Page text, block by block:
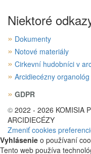
Niektoré
» Dokumenty
» Notové materiály
» Cirkevní hudobníci v
» Arcidiecézny organológ
» GDPR
© 2022 - 2026 KOMISIA
ARCIDIECÉZY
Zmeniť cookies
Vyhlásenie o používaní
Tento web používa